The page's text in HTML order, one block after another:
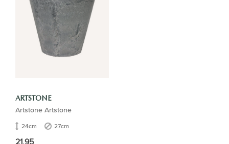
ARTSTONE
Artstone Artstone
24cm 27cm
21,95